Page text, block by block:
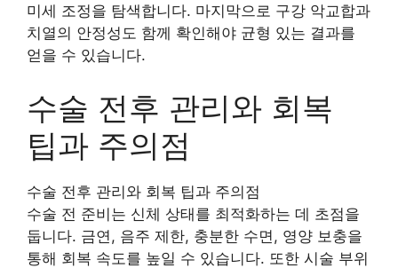
미세 조정을 탐색합니다. 마지막으로 구강 악교합과
치열의 안정성도 함께 확인해야 균형 있는 결과를
얻을 수 있습니다.
수술 전후 관리와 회복
팁과 주의점
수술 전후 관리와 회복 팁과 주의점
수술 전 준비는 신체 상태를 최적화하는 데 초점을
둡니다. 금연, 음주 제한, 충분한 수면, 영양 보충을
통해 회복 속도를 높일 수 있습니다. 또한 시술 부위